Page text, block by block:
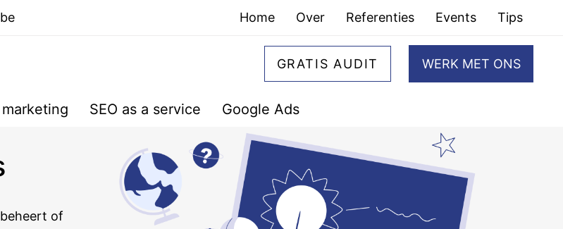
Home Over Referenties Events Tips
GRATIS AUDIT WERK MET ONS
SEO as a service Google Ads
beheert of